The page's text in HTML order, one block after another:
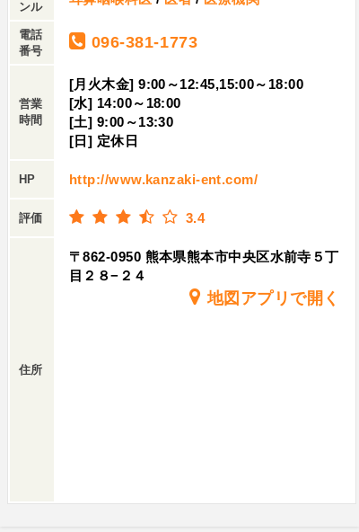
き完璧なピッツァ。焼き上がったオリーブは、シ
チリア地方の片田舎を思い出させるような、柔ら
かくもしっかりとした香りと共に、某アニメを連
乳のチーズと、穏やかで広大な大地の恩恵がよく
分かるほどの旨味と濃さを蓄えたポークサラミ。
そこにイタリアと言えば？と言うくらいポピュラ
トソースがよく映える。ただこれだけの、単純な
なお店でした。ワインの品揃えも、目利きのオー
ナーさんが選んだ至極の逸品ばかり！少し値は張
りますが、バースデーディナー等でよくある｢生ま
れ年に造られたワイン｣もご用意していただけると
を食べて、オーナーさんと談笑すれば全てが伝わ
ンル
電話
番号
096-381-1773
営業
時間
[月火木金] 9:00～12:45,15:00～18:00
[水] 14:00～18:00
[土] 9:00～13:30
[日] 定休日
HP http://www.kanzaki-ent.com/
評価 3.4
住所
〒862-0950 熊本県熊本市中央区水前寺５丁
目２８−２４
地図アプリで開く